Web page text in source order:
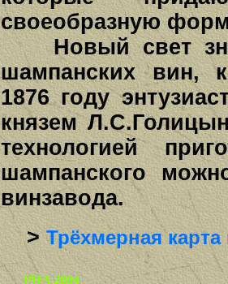
своеобразную
Новый свет
шампанских вин,
1876 году
князем
технологией
шампанского
винзавода.
>Трёхмерная карта
PDA 2004